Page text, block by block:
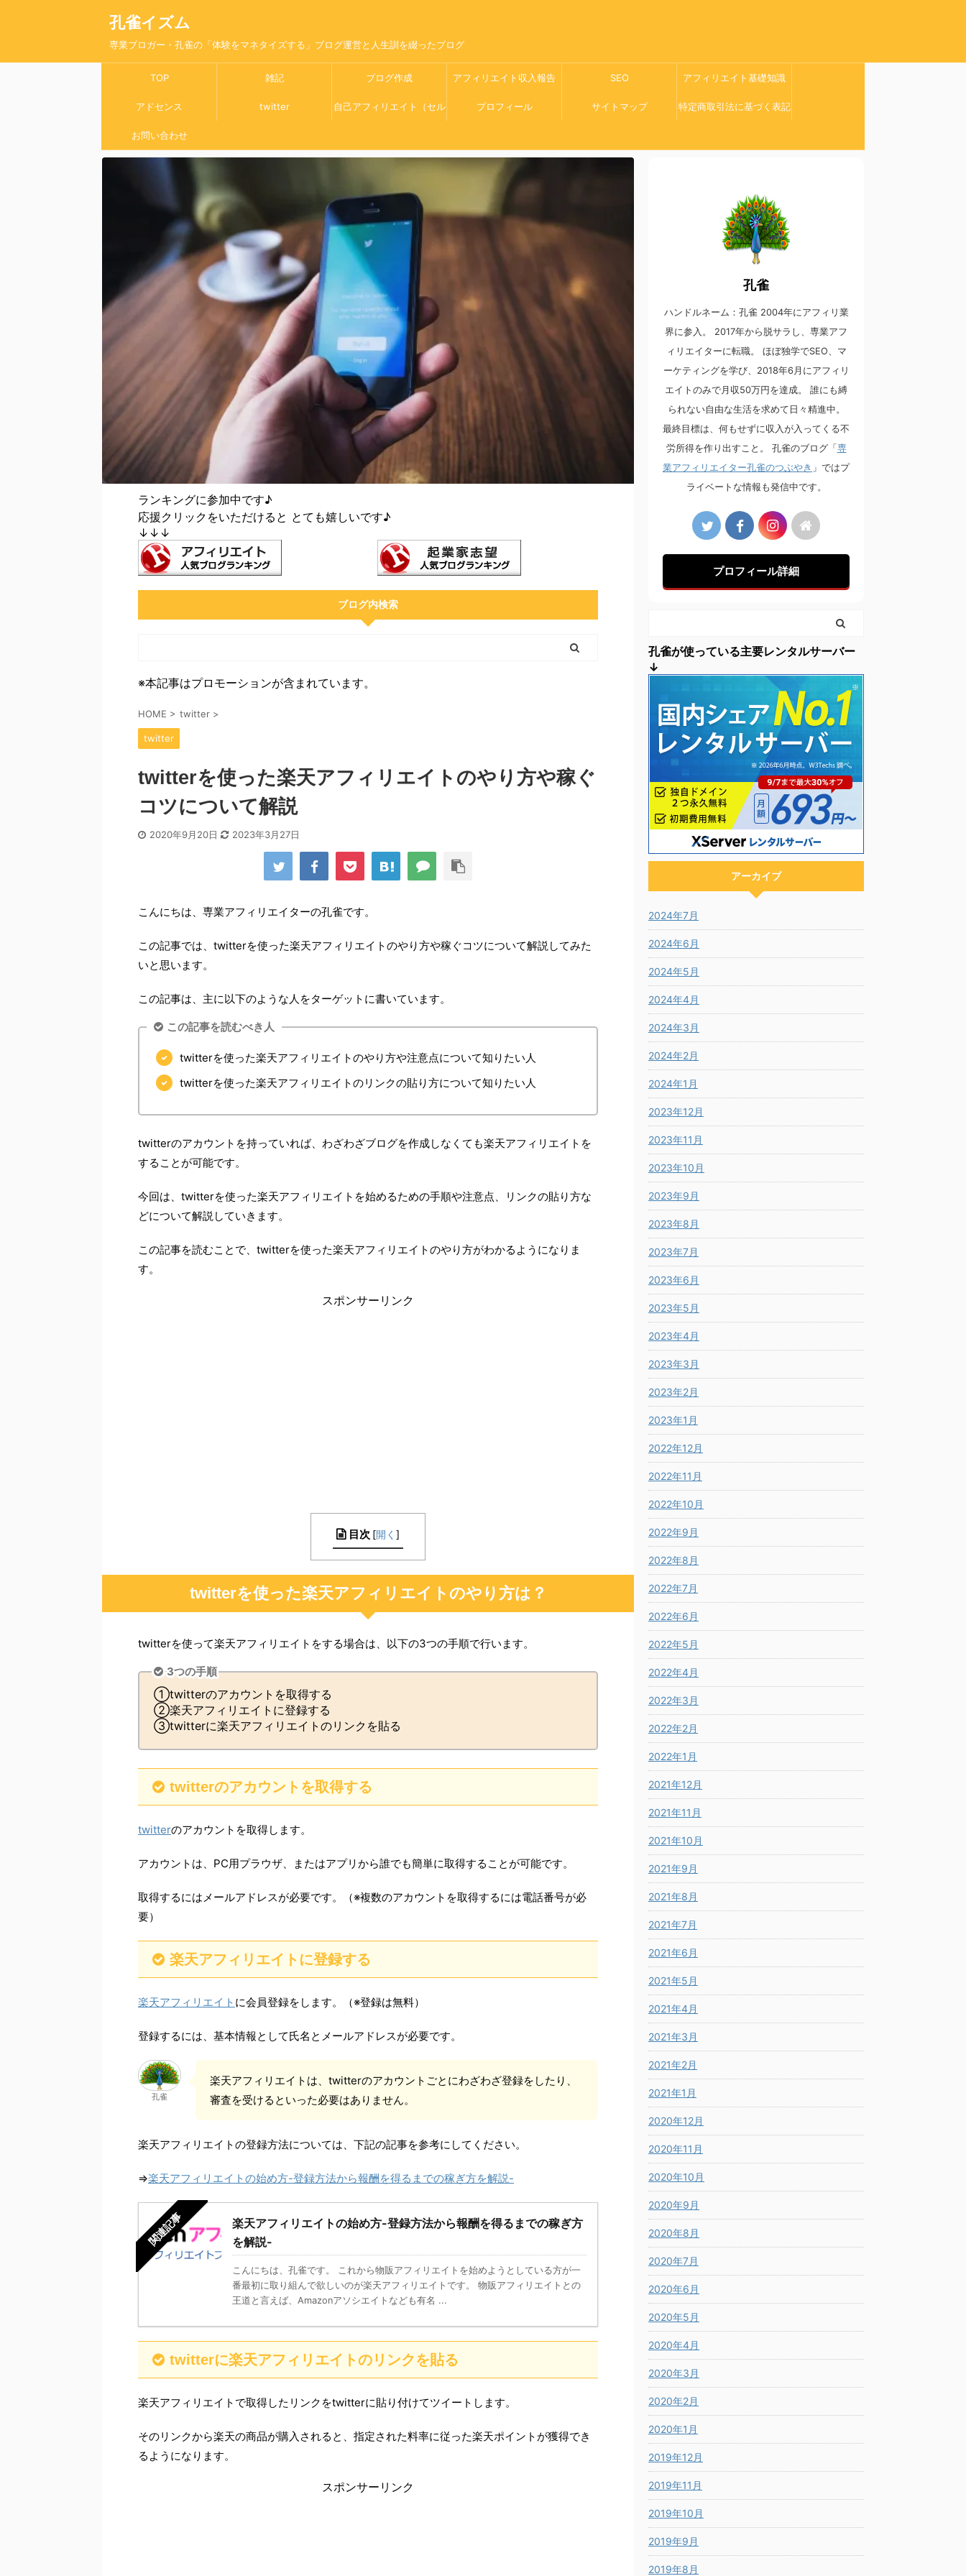
孔雀イズム
専業ブロガー・孔雀の「体験をマネタイズする」ブログ運営と人生訓を綴ったブログ
TOP 雑記 ブログ作成 アフィリエイト収入報告 SEO アフィリエイト基礎知識
アドセンス twitter 自己アフィリエイト（セル プロフィール サイトマップ 特定商取引法に基づく表記
お問い合わせ
ランキングに参加中です♪
応援クリックをいただけると とても嬉しいです♪
↓↓↓
ブログ内検索
※本記事はプロモーションが含まれています。
HOME > twitter >
twitter
twitterを使った楽天アフィリエイトのやり方や稼ぐ
コツについて解説
2020年9月20日 2023年3月27日
こんにちは、専業アフィリエイターの孔雀です。
この記事では、twitterを使った楽天アフィリエイトのやり方や稼ぐコツについて解説してみた
いと思います。
この記事は、主に以下のような人をターゲットに書いています。
この記事を読むべき人
twitterを使った楽天アフィリエイトのやり方や注意点について知りたい人
twitterを使った楽天アフィリエイトのリンクの貼り方について知りたい人
twitterのアカウントを持っていれば、わざわざブログを作成しなくても楽天アフィリエイトを
することが可能です。
今回は、twitterを使った楽天アフィリエイトを始めるための手順や注意点、リンクの貼り方な
どについて解説していきます。
この記事を読むことで、twitterを使った楽天アフィリエイトのやり方がわかるようになりま
す。
スポンサーリンク
目次 [開く ]
twitterを使った楽天アフィリエイトのやり方は？
twitterを使って楽天アフィリエイトをする場合は、以下の3つの手順で行います。
3つの手順
①twitterのアカウントを取得する
②楽天アフィリエイトに登録する
③twitterに楽天アフィリエイトのリンクを貼る
twitterのアカウントを取得する
twitterのアカウントを取得します。
アカウントは、PC用プラウザ、またはアプリから誰でも簡単に取得することが可能です。
取得するにはメールアドレスが必要です。（※複数のアカウントを取得するには電話番号が必
要）
楽天アフィリエイトに登録する
楽天アフィリエイト に会員登録をします。（※登録は無料）
登録するには、基本情報として氏名とメールアドレスが必要です。
孔雀
楽天アフィリエイトは、twitterのアカウントごとにわざわざ登録をしたり、
審査を受けるといった必要はありません。
楽天アフィリエイトの登録方法については、下記の記事を参考にしてください。
⇒楽天アフィリエイトの始め方-登録方法から報酬を得るまでの稼ぎ方を解説-
関連記事
楽天アフィリエイトの始め方-登録方法から報酬を得るまでの稼ぎ方
を解説-
こんにちは、孔雀です。 これから物販アフィリエイトを始めようとしている方が一
番最初に取り組んで欲しいのが楽天アフィリエイトです。 物販アフィリエイトとの
王道と言えば、Amazonアソシエイトなども有名 ...
twitterに楽天アフィリエイトのリンクを貼る
楽天アフィリエイトで取得したリンクをtwitterに貼り付けてツイートします。
そのリンクから楽天の商品が購入されると、指定された料率に従った楽天ポイントが獲得でき
るようになります。
スポンサーリンク
孔雀
ハンドルネーム：孔雀 2004年にアフィリ業
界に参入。 2017年から脱サラし、専業アフ
ィリエイターに転職。 ほぼ独学でSEO、マ
ーケティングを学び、2018年6月にアフィリ
エイトのみで月収50万円を達成。 誰にも縛
られない自由な生活を求めて日々精進中。
最終目標は、何もせずに収入が入ってくる不
労所得を作り出すこと。 孔雀のブログ「 専
業アフィリエイター孔雀のつぶやき 」ではプ
ライベートな情報も発信中です。
プロフィール詳細
孔雀が使っている主要レンタルサーバー
↓
アーカイブ
2024年7月
2024年6月
2024年5月
2024年4月
2024年3月
2024年2月
2024年1月
2023年12月
2023年11月
2023年10月
2023年9月
2023年8月
2023年7月
2023年6月
2023年5月
2023年4月
2023年3月
2023年2月
2023年1月
2022年12月
2022年11月
2022年10月
2022年9月
2022年8月
2022年7月
2022年6月
2022年5月
2022年4月
2022年3月
2022年2月
2022年1月
2021年12月
2021年11月
2021年10月
2021年9月
2021年8月
2021年7月
2021年6月
2021年5月
2021年4月
2021年3月
2021年2月
2021年1月
2020年12月
2020年11月
2020年10月
2020年9月
2020年8月
2020年7月
2020年6月
2020年5月
2020年4月
2020年3月
2020年2月
2020年1月
2019年12月
2019年11月
2019年10月
2019年9月
2019年8月